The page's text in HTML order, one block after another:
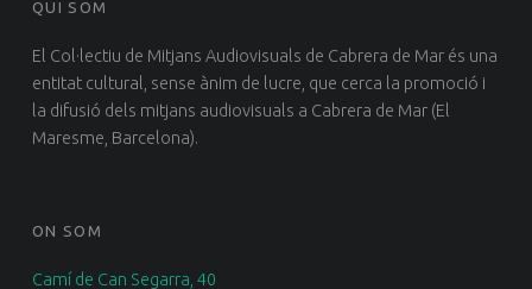
QUI SOM
El Col·lectiu de Mitjans Audiovisuals de Cabrera de Mar és una
entitat cultural, sense ànim de lucre, que cerca la promoció i
la difusió dels mitjans audiovisuals a Cabrera de Mar (El
Maresme, Barcelona).
ON SOM
Camí de Can Segarra, 40